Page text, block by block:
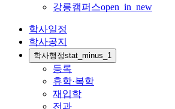
강릉캠퍼스open_in_new
학사일정
학사공지
학사행정stat_minus_1
등록
휴학·복학
재입학
전과